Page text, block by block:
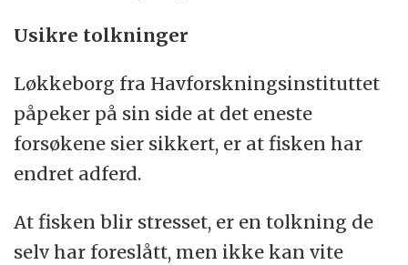
Usikre tolkninger
Løkkeborg fra Havforskningsinstituttet
påpeker på sin side at det eneste
forsøkene sier sikkert, er at fisken har
endret adferd.
At fisken blir stresset, er en tolkning de
selv har foreslått, men ikke kan vite